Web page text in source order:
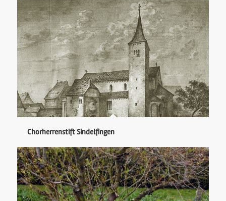
Chorherrenstift Sindelfingen